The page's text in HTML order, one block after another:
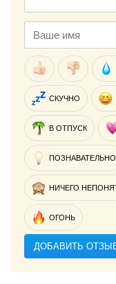
СКУЧНО
В ОТПУСК
ПОЗНАВАТЕЛЬНО
НИЧЕГО
ОГОНЬ
ДОБАВИТЬ